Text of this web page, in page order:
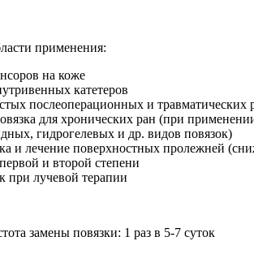
применения:
на коже
катетеров
послеоперационных и травматических
для хронических ран (при
гидрогелевых и др. видов повязок)
и лечение поверхностных пролежней
и второй степени
при лучевой терапии
замены повязки: 1 раз в 5-7 суток